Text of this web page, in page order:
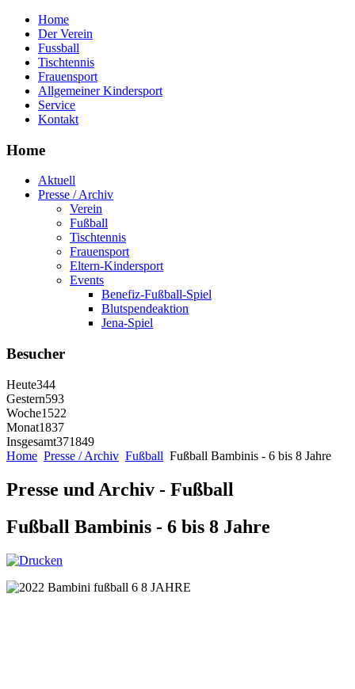
Home
Der Verein
Fussball
Tischtennis
Frauensport
Allgemeiner Kindersport
Service
Kontakt
Home
Aktuell
Presse / Archiv
Verein
Fußball
Tischtennis
Frauensport
Eltern-Kindersport
Events
Benefiz-Fußball-Spiel
Blutspendeaktion
Jena-Spiel
Besucher
Heute344
Gestern593
Woche1522
Monat1837
Insgesamt371849
Home Presse / Archiv Fußball Fußball Bambinis - 6 bis 8 Jahre
Presse und Archiv - Fußball
Fußball Bambinis - 6 bis 8 Jahre